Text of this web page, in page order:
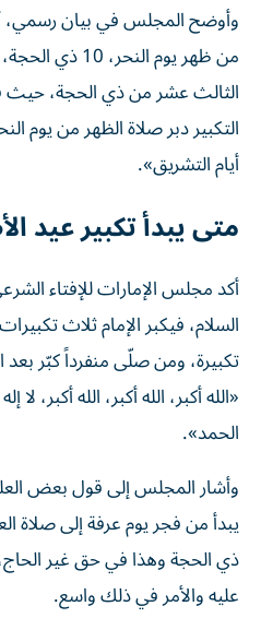
وأوضح المجلس في بيان رسمي،
من ظهر يوم
الثالث عشر من ذي الحجة، حيث
التكبير دبر صلاة الظهر من يوم
أيام التشريق».
متى يبدأ تكبير عيد
أكد مجلس الإمارات للإفتاء
السلام، فيكبر الإمام ثلاث
تكبيرة، ومن صلّى منفرداً كبّر بعد
«الله أكبر، الله أكبر، الله أكبر، لا
الحمد».
وأشار المجلس إلى قول بعض
يبدأ من فجر يوم عرفة إلى صلاة
ذي الحجة وهذا في حق غير
عليه والأمر في ذلك واسع.